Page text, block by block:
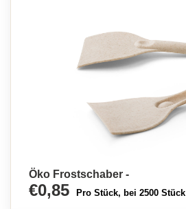
Öko Frostschaber -
€0,85 Pro Stück, bei 2500 Stück